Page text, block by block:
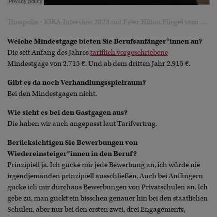
Theapolis · KIBA-Interview 2023 mit Peter Hilton Fliegel vom Stadttheater Bremerhaven
Welche Mindestgage bieten Sie Berufsanfänger*innen an?
Die seit Anfang des Jahrestariflich vorgeschriebene
Mindestgage von 2.715 €. Und ab dem dritten Jahr 2.915 €.
Gibt es da noch Verhandlungsspielraum?
Bei den Mindestgagen nicht.
Wie sieht es bei den Gastgagen aus?
Die haben wir auch angepasst laut Tarifvertrag.
Berücksichtigen Sie Bewerbungen von
Wiedereinsteiger*innen in den Beruf?
Prinzipiell ja. Ich gucke mir jede Bewerbung an, ich würde nie
irgendjemanden prinzipiell ausschließen. Auch bei Anfängern
gucke ich mir durchaus Bewerbungen von Privatschulen an. Ich
gebe zu, man guckt ein bisschen genauer hin bei den staatlichen
Schulen, aber nur bei den ersten zwei, drei Engagements,